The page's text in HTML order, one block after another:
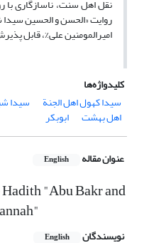
نقل اهل سنت، ناسازگاری
روایت «الحسن و الحسین
امیرالمومنین علی%، قابل
کلیدواژه‌ها
سیدا کهول اهل الجنة
سیدا
اهل بهشت ابوبکر
عنوان مقاله English
"Abu Bakr and
نویسندگان English